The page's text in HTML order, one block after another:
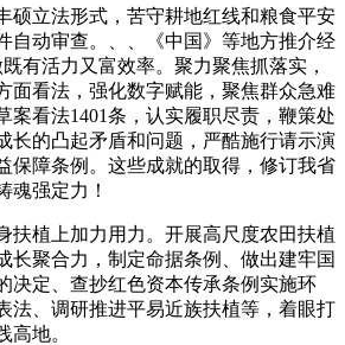
立法形式，苦守耕地红线和粮食平安
自动审查。、、《中国》等地方推介经
有活力又富效率。聚力聚焦抓落实，
面看法，强化数字赋能，聚焦群众急难
案看法1401条，认实履职尽责，鞭策处
长的凸起矛盾和问题，严酷施行请示演
保障条例。这些成就的取得，修订我省
魂强定力！
植上加力用力。开展高尺度农田扶植
长聚合力，制定命据条例、做出建牢国
决定、查抄红色资本传承条例实施环
法、调研推进平易近族扶植等，着眼打
高地。